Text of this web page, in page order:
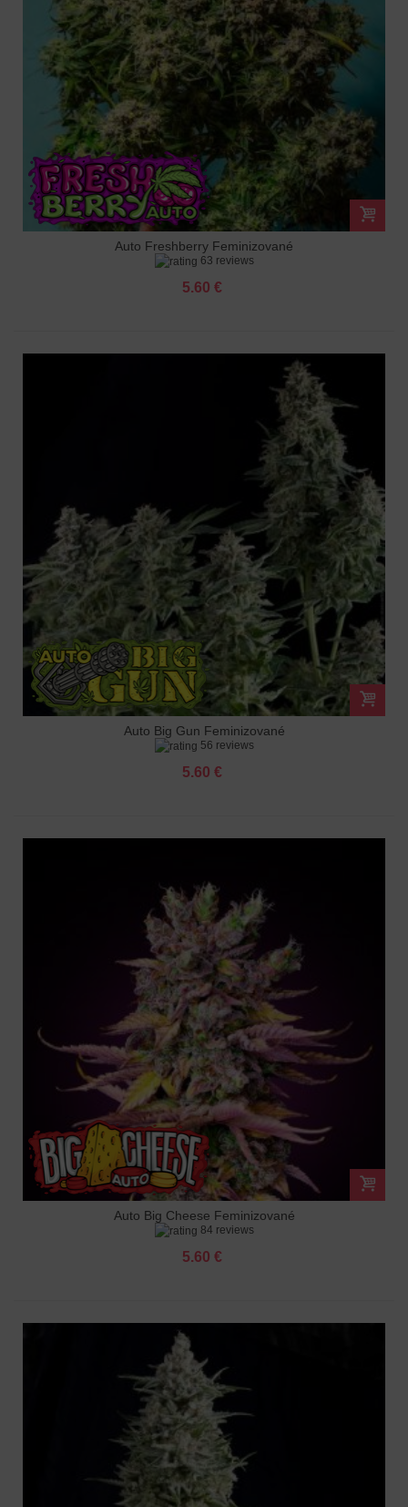
Auto Freshberry Feminizované
63 reviews
5.60 €
Auto Big Gun Feminizované
56 reviews
5.60 €
Auto Big Cheese Feminizované
84 reviews
5.60 €